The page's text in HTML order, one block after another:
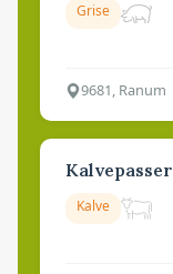
Grise
9681, Ranum
Kalve